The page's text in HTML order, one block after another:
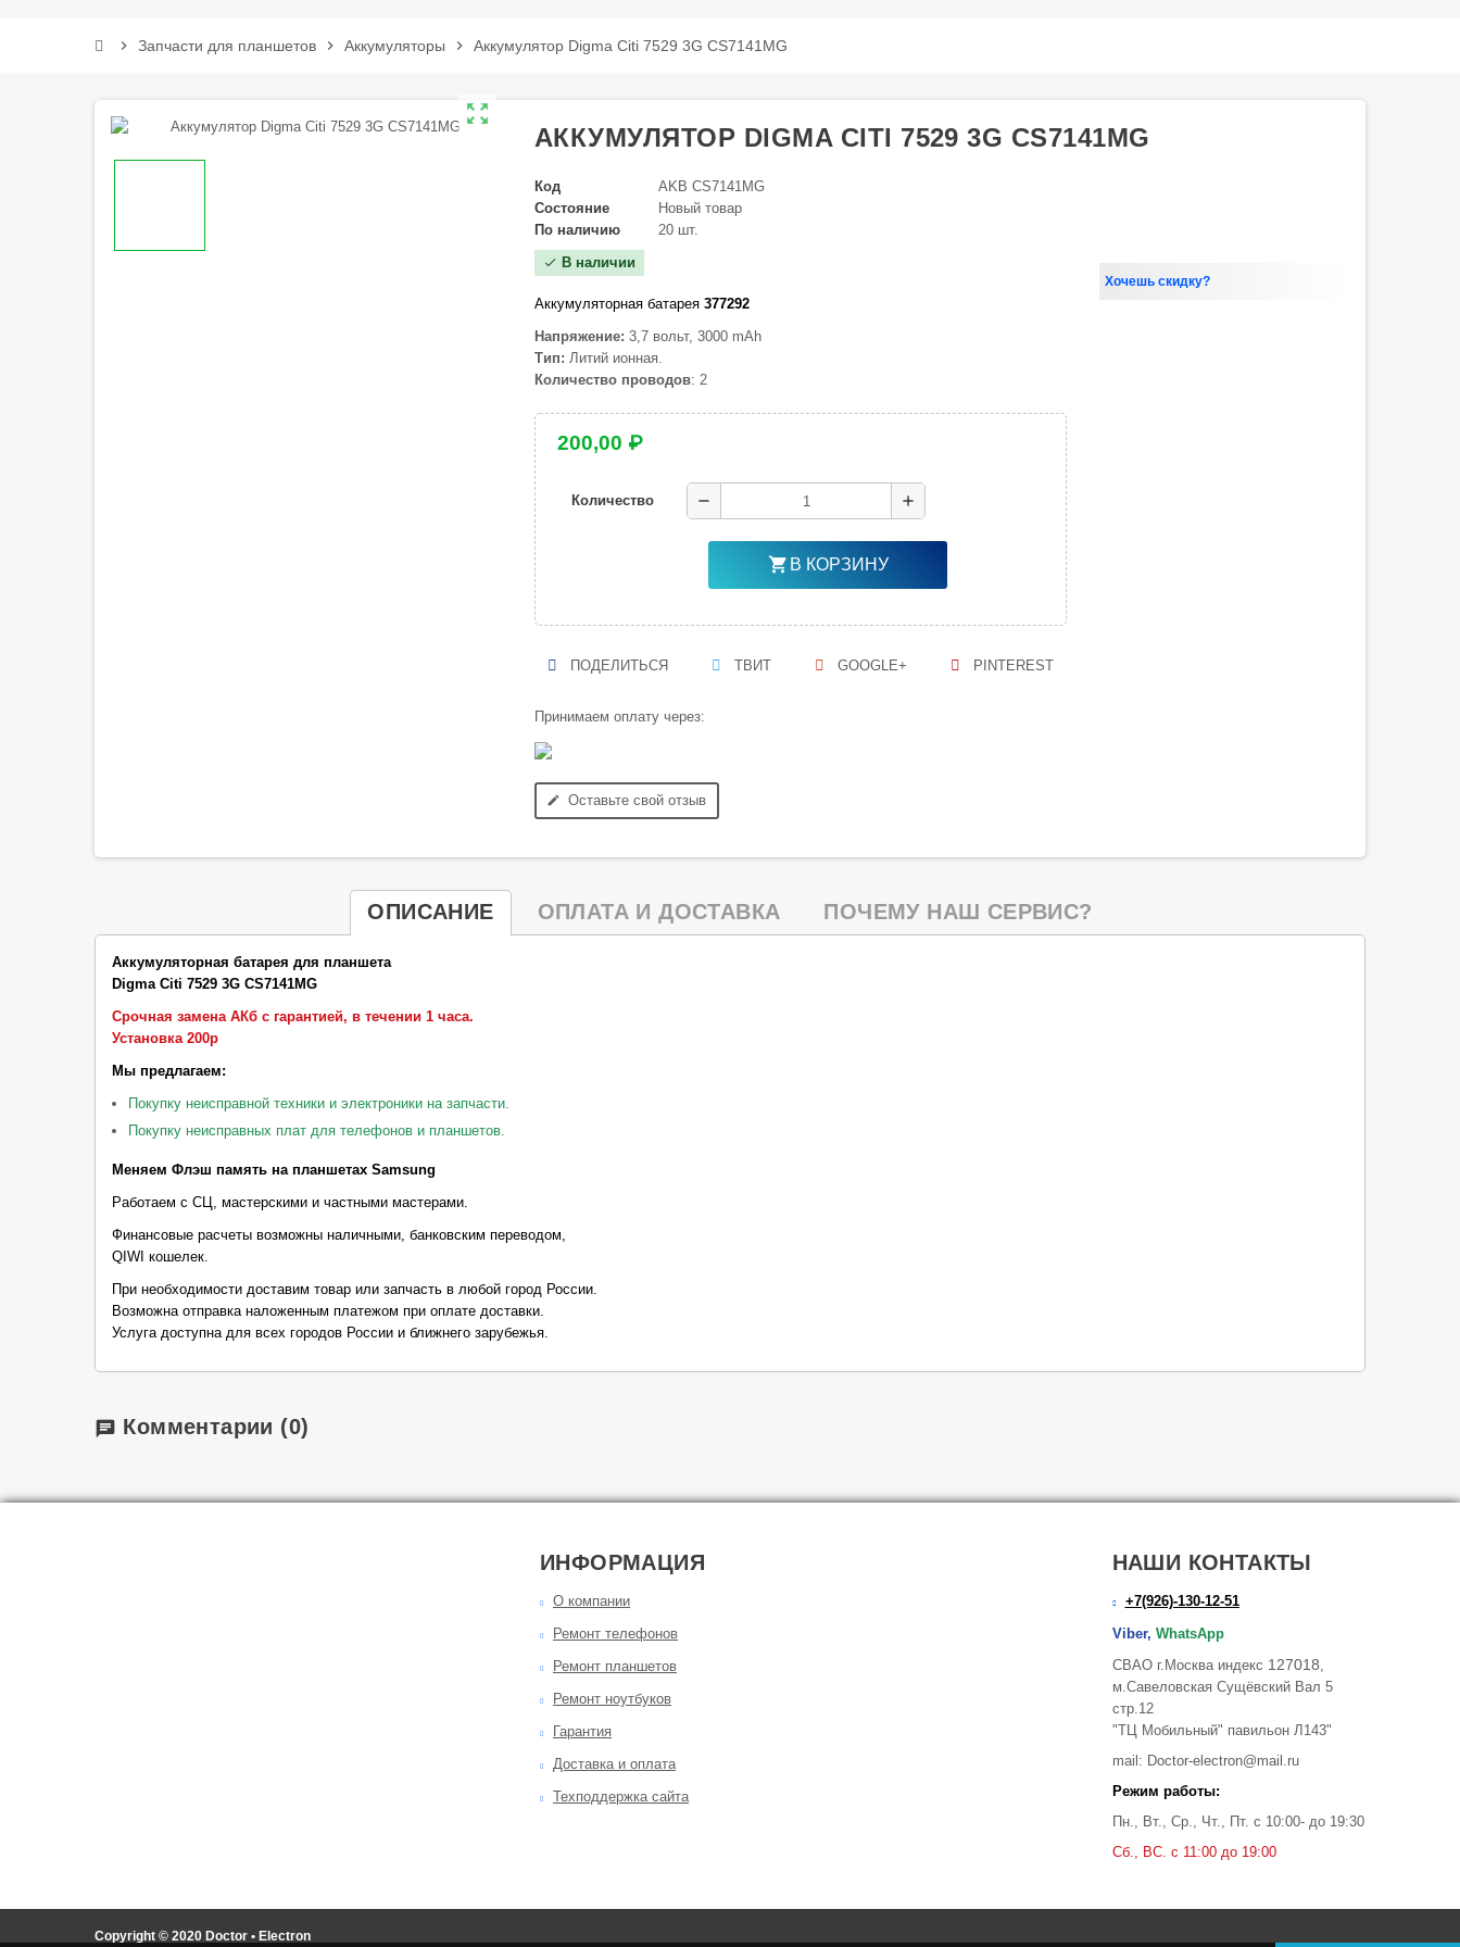
chevron_right Запчасти для планшетов chevron_right Аккумуляторы chevron_right Аккумулятор Digma Citi 7529 3G CS7141MG
zoom_out_map
АККУМУЛЯТОР DIGMA CITI 7529 3G CS7141MG
Код
AKB CS7141MG
Состояние
Новый товар
По наличию
20 шт.
check В наличии
Аккумуляторная батарея 377292
Напряжение: 3,7 вольт, 3000 mAh
Тип: Литий ионная.
Количество проводов: 2
200,00 ₽
Количество remove add
shopping_cart В КОРЗИНУ
ПОДЕЛИТЬСЯ ТВИТ GOOGLE+ PINTEREST
Принимаем оплату через:
edit Оставьте свой отзыв
Хочешь скидку?
ОПИСАНИЕ ОПЛАТА И ДОСТАВКА ПОЧЕМУ НАШ СЕРВИС?
Аккумуляторная батарея для планшета
Digma Citi 7529 3G CS7141MG
Срочная замена АКб с гарантией, в течении 1 часа.
Установка 200р
Мы предлагаем:
Покупку неисправной техники и электроники на запчасти.
Покупку неисправных плат для телефонов и планшетов.
Меняем Флэш память на планшетах Samsung
Работаем с СЦ, мастерскими и частными мастерами.
Финансовые расчеты возможны наличными, банковским переводом,
QIWI кошелек.
При необходимости доставим товар или запчасть в любой город России.
Возможна отправка наложенным платежом при оплате доставки.
Услуга доступна для всех городов России и ближнего зарубежья.
chat Комментарии (0)
ИНФОРМАЦИЯ
О компании
Ремонт телефонов
Ремонт планшетов
Ремонт ноутбуков
Гарантия
Доставка и оплата
Техподдержка сайта
НАШИ КОНТАКТЫ
+7(926)-130-12-51
Viber, WhatsApp
СВАО г.Москва индекс 127018,
м.Савеловская Сущёвский Вал 5
стр.12
"ТЦ Мобильный" павильон Л143"
mail: Doctor-electron@mail.ru
Режим работы:
Пн., Вт., Ср., Чт., Пт. с 10:00- до 19:30
Сб., ВС. с 11:00 до 19:00
Copyright © 2020 Doctor • Electron